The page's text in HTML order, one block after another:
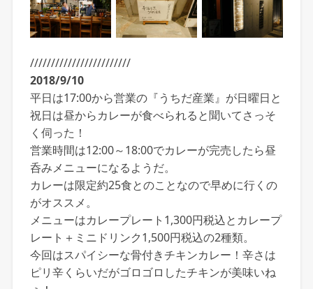
////////////////////////
2018/9/10
平日は17:00から営業の『うちだ産業』が日曜日と
祝日は昼からカレーが食べられると聞いてさっそ
く伺った！
営業時間は12:00～18:00でカレーが完売したら昼
呑みメニューになるようだ。
カレーは限定約25食とのことなので早めに行くの
がオススメ。
メニューはカレープレート1,300円税込とカレープ
レート＋ミニドリンク1,500円税込の2種類。
今回はスパイシーな骨付きチキンカレー！辛さは
ピリ辛くらいだがゴロゴロしたチキンが美味いね